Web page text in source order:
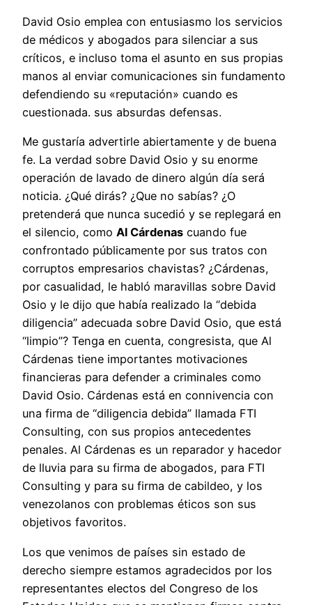
David Osio emplea con entusiasmo los servicios
de médicos y abogados para silenciar a sus
críticos, e incluso toma el asunto en sus propias
manos al enviar comunicaciones sin fundamento
defendiendo su «reputación» cuando es
cuestionada. sus absurdas defensas.
Me gustaría advertirle abiertamente y de buena
fe. La verdad sobre David Osio y su enorme
operación de lavado de dinero algún día será
noticia. ¿Qué dirás? ¿Que no sabías? ¿O
pretenderá que nunca sucedió y se replegará en
el silencio, como Al Cárdenas cuando fue
confrontado públicamente por sus tratos con
corruptos empresarios chavistas? ¿Cárdenas,
por casualidad, le habló maravillas sobre David
Osio y le dijo que había realizado la “debida
diligencia” adecuada sobre David Osio, que está
“limpio”? Tenga en cuenta, congresista, que Al
Cárdenas tiene importantes motivaciones
financieras para defender a criminales como
David Osio. Cárdenas está en connivencia con
una firma de “diligencia debida” llamada FTI
Consulting, con sus propios antecedentes
penales. Al Cárdenas es un reparador y hacedor
de lluvia para su firma de abogados, para FTI
Consulting y para su firma de cabildeo, y los
venezolanos con problemas éticos son sus
objetivos favoritos.
Los que venimos de países sin estado de
derecho siempre estamos agradecidos por los
representantes electos del Congreso de los